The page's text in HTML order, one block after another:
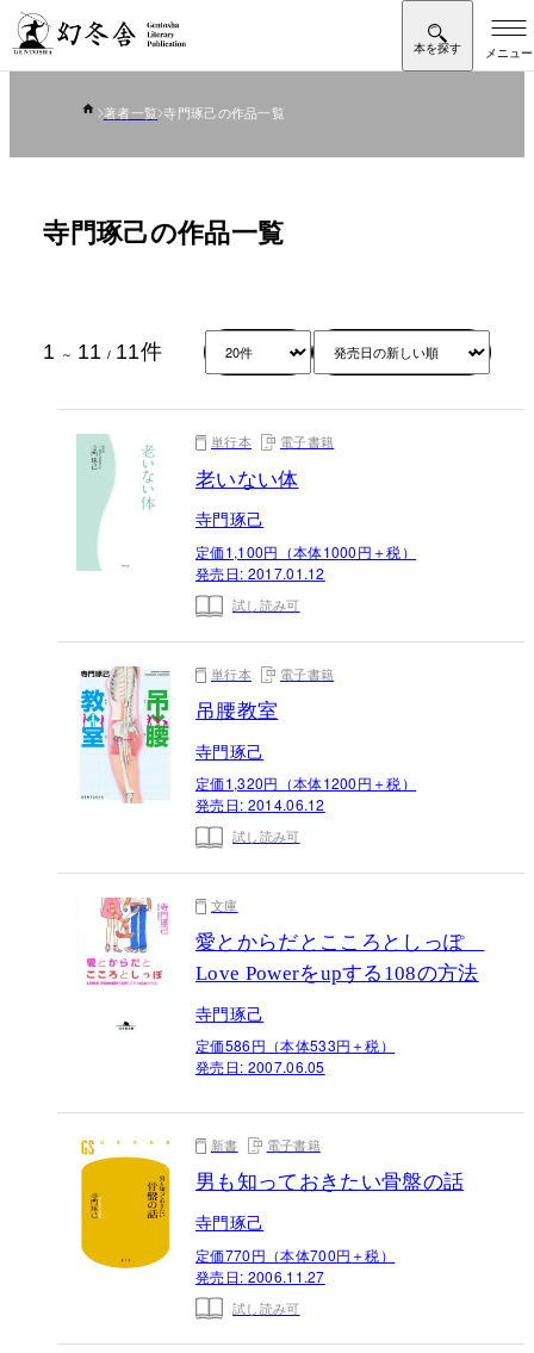
著者一覧 寺門琢己の作品一覧
寺門琢己の作品一覧
1 ～ 11 / 11件
単行本 電子書籍
老いない体
寺門琢己
定価1,100円（本体1000円＋税）
発売日: 2017.01.12
試し読み可
単行本 電子書籍
吊腰教室
寺門琢己
定価1,320円（本体1200円＋税）
発売日: 2014.06.12
試し読み可
文庫
愛とからだとこころとしっぽ
Love Powerをupする108の方法
寺門琢己
定価586円（本体533円＋税）
発売日: 2007.06.05
新書 電子書籍
男も知っておきたい骨盤の話
寺門琢己
定価770円（本体700円＋税）
発売日: 2006.11.27
試し読み可